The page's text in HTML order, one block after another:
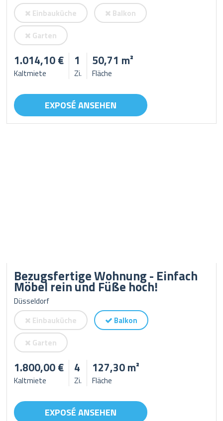
Einbauküche
Balkon
Garten
1.014,10 €
Kaltmiete
1
Zi.
50,71 m²
Fläche
EXPOSÉ ANSEHEN
Bezugsfertige Wohnung - Einfach
Möbel rein und Füße hoch!
Düsseldorf
Einbauküche
Balkon
Garten
1.800,00 €
Kaltmiete
4
Zi.
127,30 m²
Fläche
EXPOSÉ ANSEHEN